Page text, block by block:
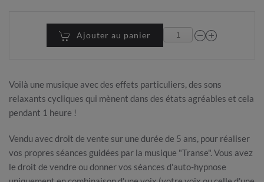
Ajouter au panier
Voilà une musique avec des effets particuliers, des sons
relaxants cycliques qui mènent dans des états agréables et cela
pendant 1 heure !
Vendu avec droit de vente sur une durée de 5 ans, pour réaliser
vos propres séances guidées par la musique "Transe". Vous avez
le droit de vendre ou donner vos séances d'auto-hypnose